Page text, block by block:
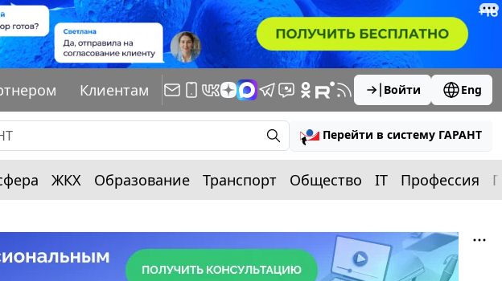
Клиентам Войти Eng
Перейти в систему ГАРАНТ
ЖКХ Образование Транспорт Общество IT Профессия